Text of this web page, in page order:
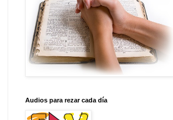
Audios para rezar cada día